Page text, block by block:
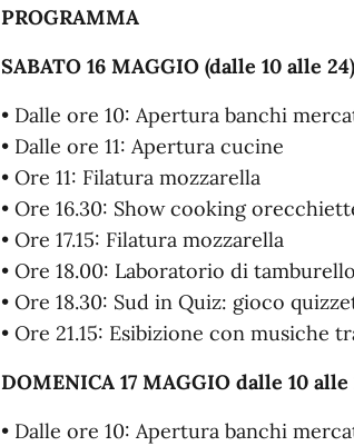
PROGRAMMA
SABATO 16 MAGGIO (dalle 10 alle 24)
• Dalle ore 10: Apertura banchi
• Dalle ore 11: Apertura cucine
• Ore 11: Filatura mozzarella
• Ore 16.30: Show cooking
• Ore 17.15: Filatura mozzarella
• Ore 18.00: Laboratorio di
• Ore 18.30: Sud in Quiz: gioco
• Ore 21.15: Esibizione con musiche
DOMENICA 17 MAGGIO dalle 10 alle
• Dalle ore 10: Apertura banchi